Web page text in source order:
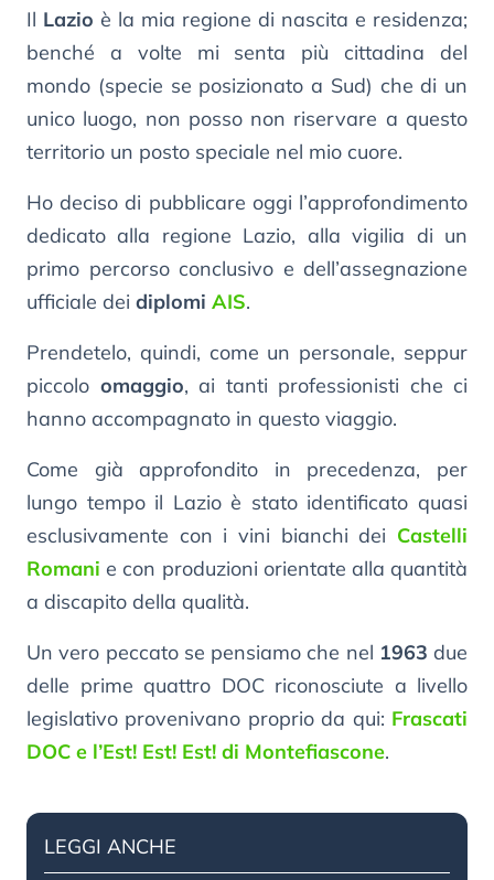
Il Lazio è la mia regione di nascita e residenza;
benché a volte mi senta più cittadina del
mondo (specie se posizionato a Sud) che di un
unico luogo, non posso non riservare a questo
territorio un posto speciale nel mio cuore.
Ho deciso di pubblicare oggi l’approfondimento
dedicato alla regione Lazio, alla vigilia di un
primo percorso conclusivo e dell’assegnazione
ufficiale dei diplomi AIS.
Prendetelo, quindi, come un personale, seppur
piccolo omaggio, ai tanti professionisti che ci
hanno accompagnato in questo viaggio.
Come già approfondito in precedenza, per
lungo tempo il Lazio è stato identificato quasi
esclusivamente con i vini bianchi dei Castelli
Romani e con produzioni orientate alla quantità
a discapito della qualità.
Un vero peccato se pensiamo che nel 1963 due
delle prime quattro DOC riconosciute a livello
legislativo provenivano proprio da qui: Frascati
DOC e l’Est! Est! Est! di Montefiascone.
LEGGI ANCHE